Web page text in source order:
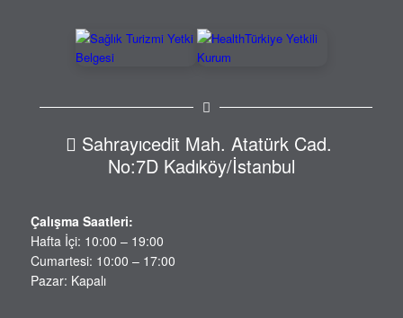
Sahrayıcedit Mah. Atatürk Cad.
No:7D Kadıköy/İstanbul
Çalışma Saatleri:
Hafta İçi: 10:00 – 19:00
Cumartesi: 10:00 – 17:00
Pazar: Kapalı